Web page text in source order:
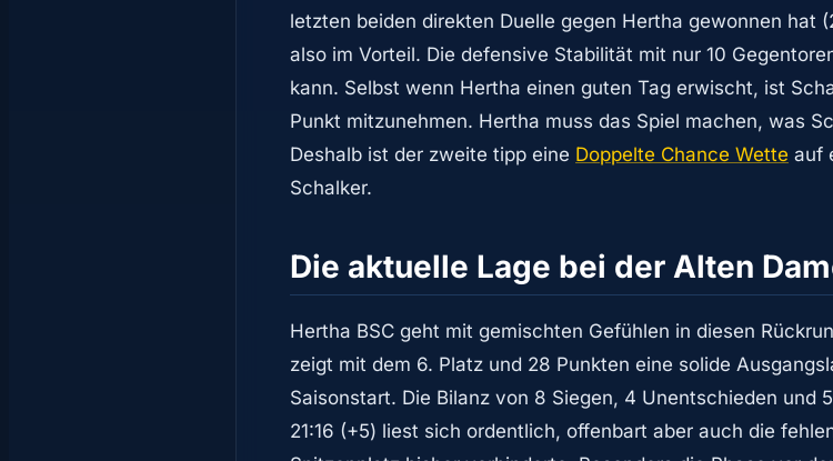
letzten beiden direkten Duelle gegen Hertha gewonnen hat
also im Vorteil. Die defensive Stabilität mit nur 10
kann. Selbst wenn Hertha einen guten Tag erwischt, ist
Punkt mitzunehmen. Hertha muss das Spiel machen, was
Deshalb ist der zweite tipp eine Doppelte Chance Wette auf
Schalker.
Die aktuelle Lage bei der Alten
Hertha BSC geht mit gemischten Gefühlen in diesen
zeigt mit dem 6. Platz und 28 Punkten eine solide
Saisonstart. Die Bilanz von 8 Siegen, 4 Unentschieden und
21:16 (+5) liest sich ordentlich, offenbart aber auch die